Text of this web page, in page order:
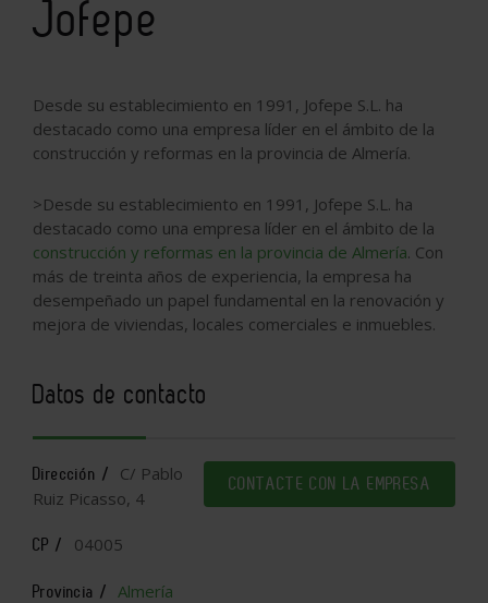
Jofepe
Desde su establecimiento en 1991, Jofepe S.L. ha
destacado como una empresa líder en el ámbito de la
construcción y reformas en la provincia de Almería.
>Desde su establecimiento en 1991, Jofepe S.L. ha
destacado como una empresa líder en el ámbito de la
construcción y reformas en la provincia de Almería. Con
más de treinta años de experiencia, la empresa ha
desempeñado un papel fundamental en la renovación y
mejora de viviendas, locales comerciales e inmuebles.
Datos de contacto
CONTACTE CON LA EMPRESA
Dirección /
C/ Pablo
Ruiz Picasso, 4
CP / 04005
Provincia / Almería